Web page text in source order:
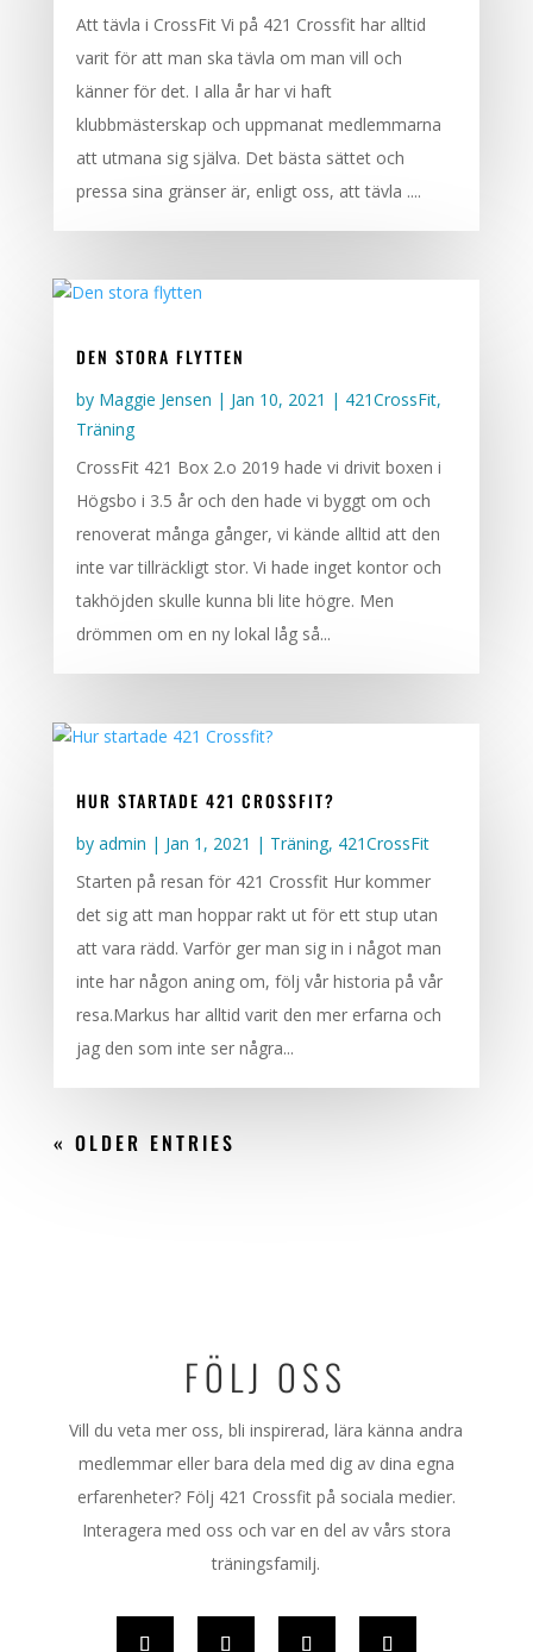
Att tävla i CrossFit Vi på 421 Crossfit har alltid
varit för att man ska tävla om man vill och
känner för det. I alla år har vi haft
klubbmästerskap och uppmanat medlemmarna
att utmana sig själva. Det bästa sättet och
pressa sina gränser är, enligt oss, att tävla ....
DEN STORA FLYTTEN
by Maggie Jensen | Jan 10, 2021 | 421CrossFit,
Träning
CrossFit 421 Box 2.o 2019 hade vi drivit boxen i
Högsbo i 3.5 år och den hade vi byggt om och
renoverat många gånger, vi kände alltid att den
inte var tillräckligt stor. Vi hade inget kontor och
takhöjden skulle kunna bli lite högre. Men
drömmen om en ny lokal låg så...
HUR STARTADE 421 CROSSFIT?
by admin | Jan 1, 2021 | Träning, 421CrossFit
Starten på resan för 421 Crossfit Hur kommer
det sig att man hoppar rakt ut för ett stup utan
att vara rädd. Varför ger man sig in i något man
inte har någon aning om, följ vår historia på vår
resa.Markus har alltid varit den mer erfarna och
jag den som inte ser några...
« OLDER ENTRIES
FÖLJ OSS
Vill du veta mer oss, bli inspirerad, lära känna andra
medlemmar eller bara dela med dig av dina egna
erfarenheter? Följ 421 Crossfit på sociala medier.
Interagera med oss och var en del av vårs stora
träningsfamilj.